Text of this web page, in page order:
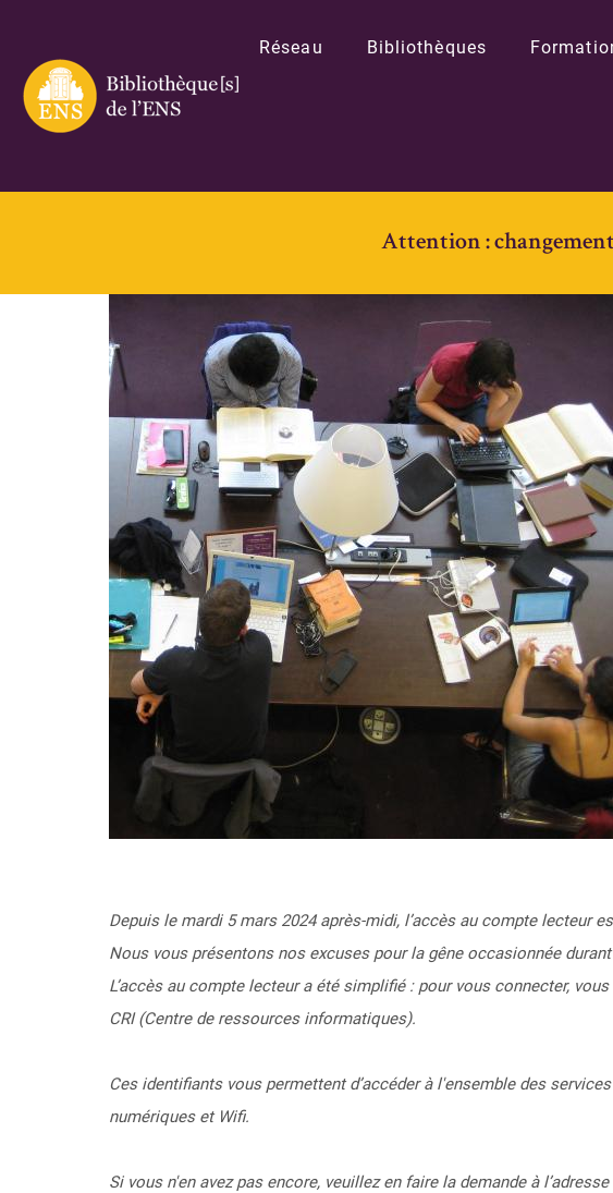
Réseau Bibliothèques
Attention :
Depuis le mardi 5 mars 2024 après-midi, l’accès au compte lecteur
Nous vous présentons nos excuses pour la gêne occasionnée
L’accès au compte lecteur a été simplifié : pour vous connecter,
CRI (Centre de ressources informatiques).
Ces identifiants vous permettent d’accéder à l'ensemble des
numériques et Wifi.
Si vous n'en avez pas encore, veuillez en faire la demande à